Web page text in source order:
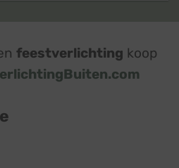
feestverlichting koop